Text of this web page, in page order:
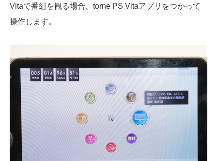
Vitaで番組を観る場合、torne PS Vitaアプリをつかって
操作します。